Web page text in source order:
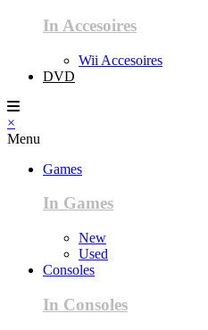
In Accesoires
Wii Accesoires
DVD
×
Menu
Games
In Games
New
Used
Consoles
In Consoles